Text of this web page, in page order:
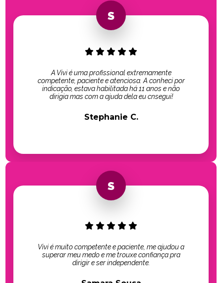
A Vivi é uma profissional extremamente
competente, paciente e atenciosa. A conheci por
indicação, estava habilitada há 11 anos e não
dirigia mas com a ajuda dela eu cnsegui!
Stephanie C.
Vivi é muito competente e paciente, me ajudou a
superar meu medo e me trouxe confiança pra
dirigir e ser independente.